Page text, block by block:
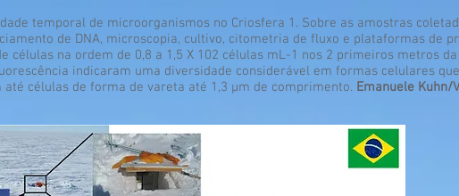
temporal de microorganismos no Criosfera 1. Sobre as amostras
de DNA, microscopia, cultivo, citometria de fluxo e plataformas de
células na ordem de 0,8 a 1,5 X 102 células mL-1 nos 2 primeiros metros
indicaram uma diversidade considerável em formas celulares
células de forma de vareta até 1,3 μm de comprimento. Emanuele Kuhn/